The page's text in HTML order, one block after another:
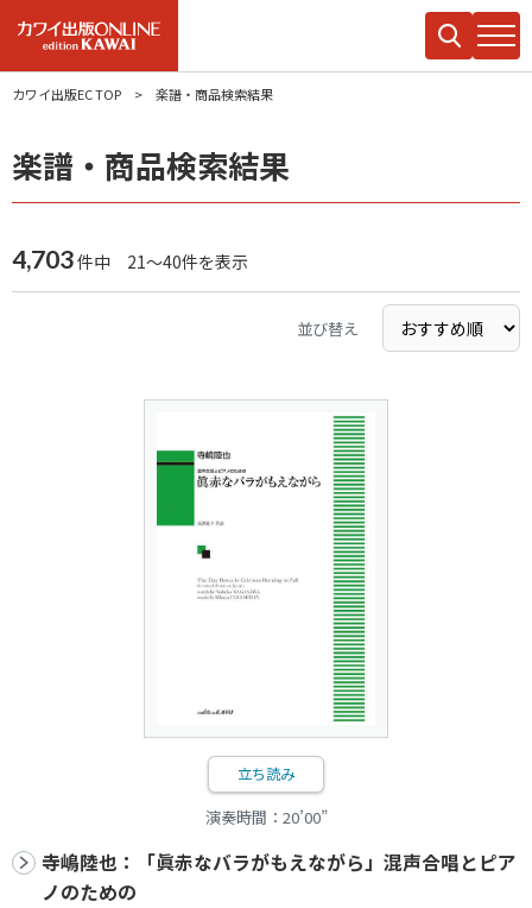
カワイ出版EC TOP 楽譜・商品検索結果
楽譜・商品検索結果
4,703件中 21～40件を表示
並び替え
立ち読み
演奏時間：20’00”
寺嶋陸也：「眞赤なバラがもえながら」混声合唱とピア
ノのための